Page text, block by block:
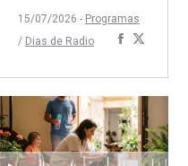
15/07/2026 - Programas
/ Dias de Radio
Compartir